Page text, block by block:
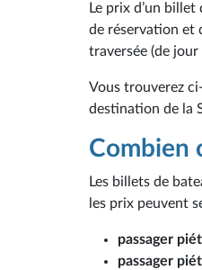
Le prix d’un
de réservation et
traversée (de
Vous trouverez
destination de la
Combien
Les billets de
les prix peuvent
passager
passager